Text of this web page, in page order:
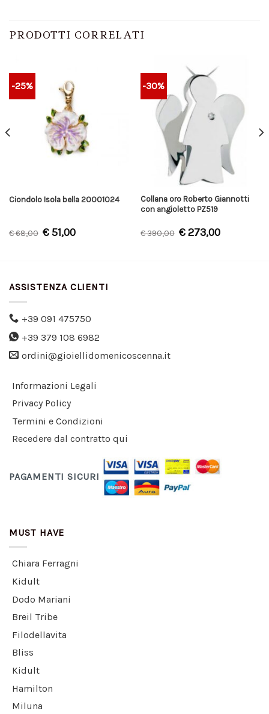
PRODOTTI CORRELATI
-25%
Ciondolo Isola bella 20001024
€68,00 €51,00
-30%
Collana oro Roberto Giannotti
con angioletto PZ519
€390,00 €273,00
ASSISTENZA CLIENTI
+39 091 475750
+39 379 108 6982
ordini@gioiellidomenicoscenna.it
Informazioni Legali
Privacy Policy
Termini e Condizioni
Recedere dal contratto qui
PAGAMENTI SICURI
MUST HAVE
Chiara Ferragni
Kidult
Dodo Mariani
Breil Tribe
Filodellavita
Bliss
Kidult
Hamilton
Miluna